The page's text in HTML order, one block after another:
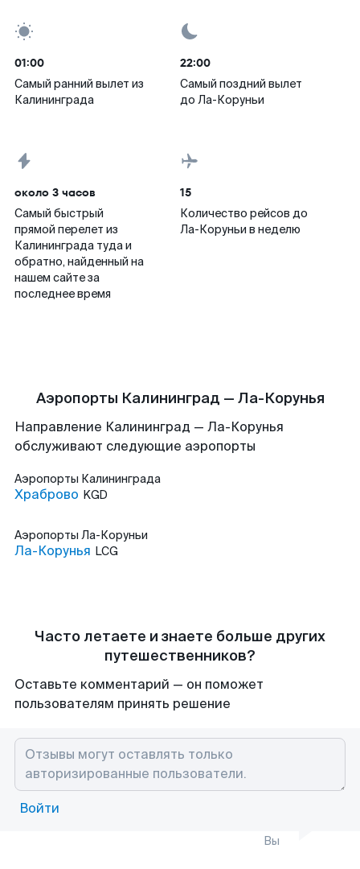
01:00
Самый ранний вылет из
Калининграда
22:00
Самый поздний вылет
до Ла-Коруньи
около 3 часов
Самый быстрый
прямой перелет из
Калининграда туда и
обратно, найденный на
нашем сайте за
последнее время
15
Количество рейсов до
Ла-Коруньи в неделю
Аэропорты Калининград — Ла-Корунья
Направление Калининград — Ла-Корунья
обслуживают следующие аэропорты
Аэропорты Калининграда
Храброво KGD
Аэропорты Ла-Коруньи
Ла-Корунья LCG
Часто летаете и знаете больше других
путешественников?
Оставьте комментарий — он поможет
пользователям принять решение
Войти
Вы